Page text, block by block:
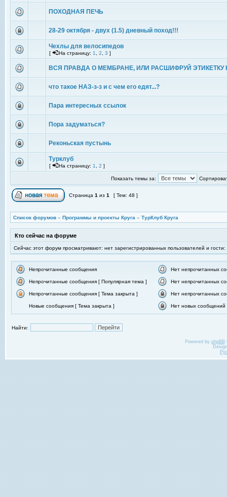
ПОХОДНАЯ ПЕЧЬ
28-29 октября - двух (1.5) дневный поход!!!
Чехлы для велосипедов
[ На страницу: 1 2 3 ]
ВСЯ ПРАВДА О МЕМБРАНЕ, ИЛИ РАСШИФРУЙ ЭТИКЕТКУ
что такое НАЗ-з-з и с чем его едят...?
Пара интересных ссылок
Пора задуматься?
Реконьская пустынь
Турклуб
[ На страницу: 1 2 ]
Показать темы за:
Страница 1 из 1 [ Тем: 48 ]
Список форумов » Программы и проекты Круга » ТурКлуб Круга
Кто сейчас на форуме
Сейчас этот форум просматривают: нет зарегистрированных пользователей и гости:
Непрочитанные сообщения Нет непрочитанных
Непрочитанные сообщения [ Популярная тема ] Нет непрочитанных
Непрочитанные сообщения [ Тема закрыта ] Нет непрочитанных
Новые сообщения [ Тема закрыта ] Нет новых сообщений
Найти:
Powered by phpBB